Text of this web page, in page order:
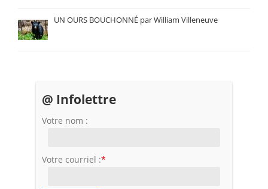
UN OURS BOUCHONNÉ par William Villeneuve
@ Infolettre
Votre nom :
Votre courriel :*